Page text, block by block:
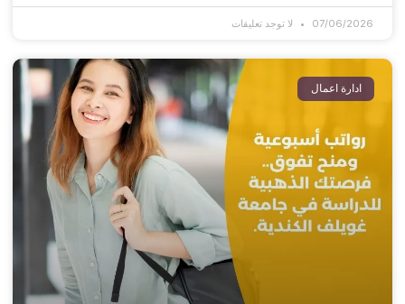
07/06/2026 لا توجد تعليقات
ادارة اعمال